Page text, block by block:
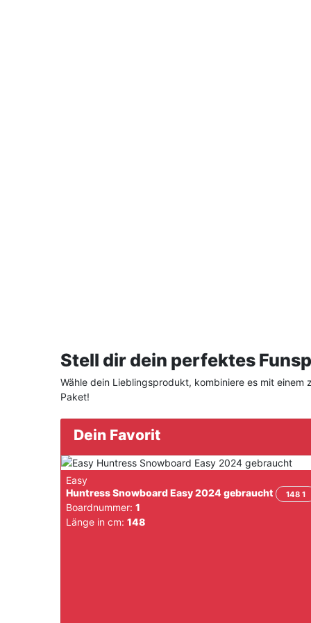
Stell dir dein perfektes
Wähle dein Lieblingsprodukt, kombiniere es mit
Paket!
Dein Favorit
Easy
Huntress Snowboard Easy 2024 gebraucht
148 1
Boardnummer: 1
Länge in cm: 148